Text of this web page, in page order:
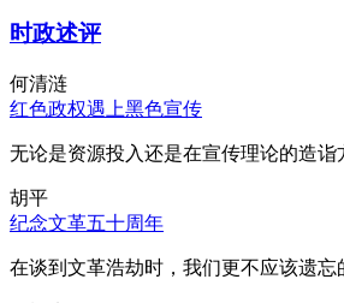
时政述评
何清涟
红色政权遇上黑色宣传
无论是资源投入还是在宣传理论的造诣
胡平
纪念文革五十周年
在谈到文革浩劫时，我们更不应该遗